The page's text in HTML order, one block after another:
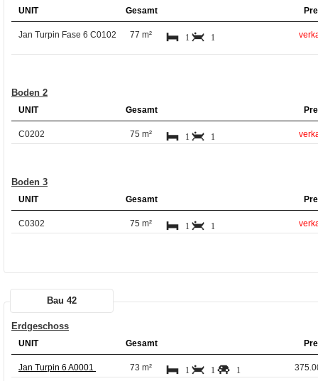
UNIT Gesamt
Jan Turpin Fase 6 C0102 77 m² 1 1
Boden 2
UNIT Gesamt
C0202 75 m² 1 1
Boden 3
UNIT Gesamt
C0302 75 m² 1 1
Bau 42
Erdgeschoss
UNIT Gesamt
Jan Turpin 6 A0001 73 m² 1 1 1